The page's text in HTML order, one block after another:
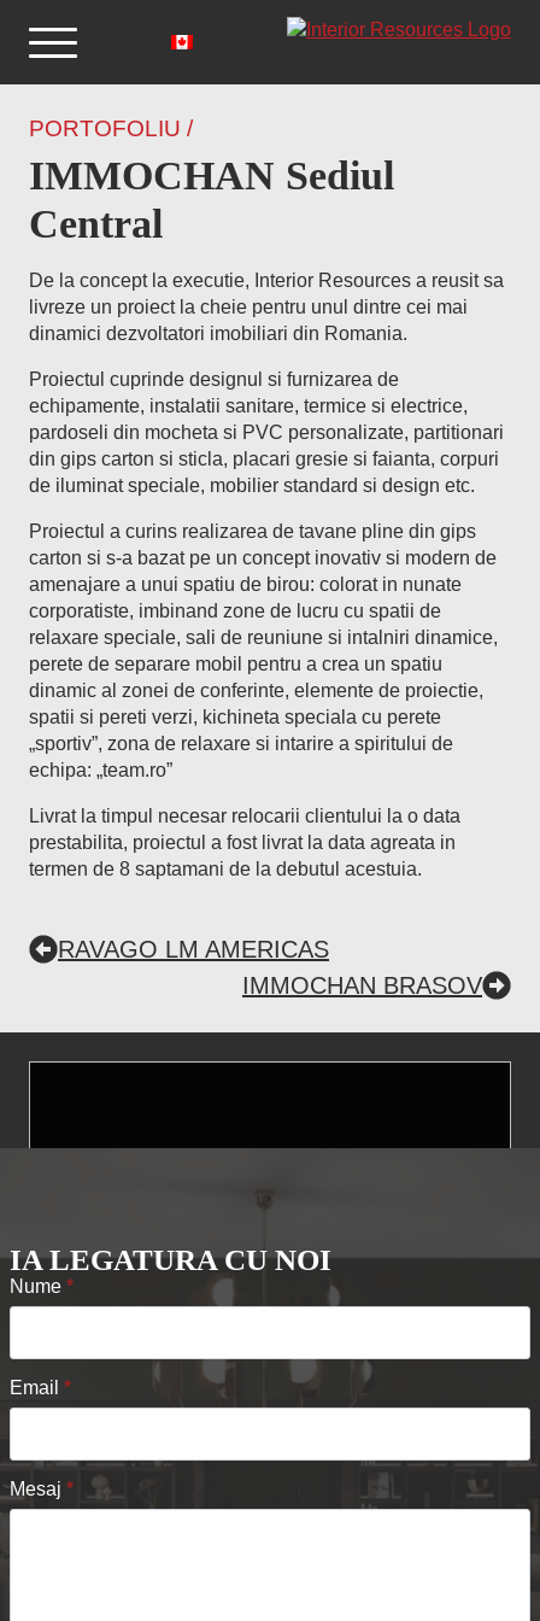
PORTOFOLIU /
IMMOCHAN Sediul
Central
De la concept la executie, Interior Resources a reusit sa
livreze un proiect la cheie pentru unul dintre cei mai
dinamici dezvoltatori imobiliari din Romania.
Proiectul cuprinde designul si furnizarea de
echipamente, instalatii sanitare, termice si electrice,
pardoseli din mocheta si PVC personalizate, partitionari
din gips carton si sticla, placari gresie si faianta, corpuri
de iluminat speciale, mobilier standard si design etc.
Proiectul a curins realizarea de tavane pline din gips
carton si s-a bazat pe un concept inovativ si modern de
amenajare a unui spatiu de birou: colorat in nunate
corporatiste, imbinand zone de lucru cu spatii de
relaxare speciale, sali de reuniune si intalniri dinamice,
perete de separare mobil pentru a crea un spatiu
dinamic al zonei de conferinte, elemente de proiectie,
spatii si pereti verzi, kichineta speciala cu perete
„sportiv”, zona de relaxare si intarire a spiritului de
echipa: „team.ro”
Livrat la timpul necesar relocarii clientului la o data
prestabilita, proiectul a fost livrat la data agreata in
termen de 8 saptamani de la debutul acestuia.
RAVAGO LM AMERICAS
IMMOCHAN BRASOV
IA LEGATURA CU NOI
Nume *
Email *
Mesaj *